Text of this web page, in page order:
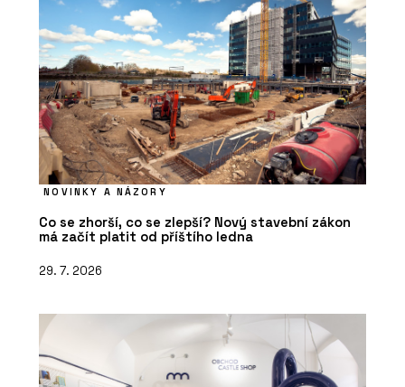
NOVINKY A NÁZORY
Co se zhorší, co se zlepší? Nový stavební zákon
má začít platit od příštího ledna
29. 7. 2026